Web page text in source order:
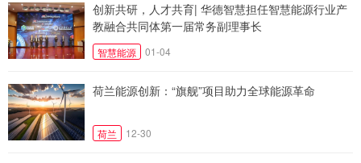
创新共研，人才共育| 华德智慧担任智慧能源行业产
教融合共同体第一届常务副理事长
智慧能源 01-04
荷兰能源创新：“旗舰”项目助力全球能源革命
荷兰 12-30